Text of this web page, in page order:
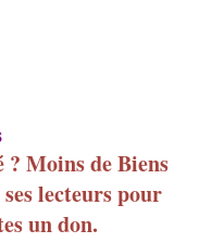
? Moins de Biens
lecteurs pour
un don.